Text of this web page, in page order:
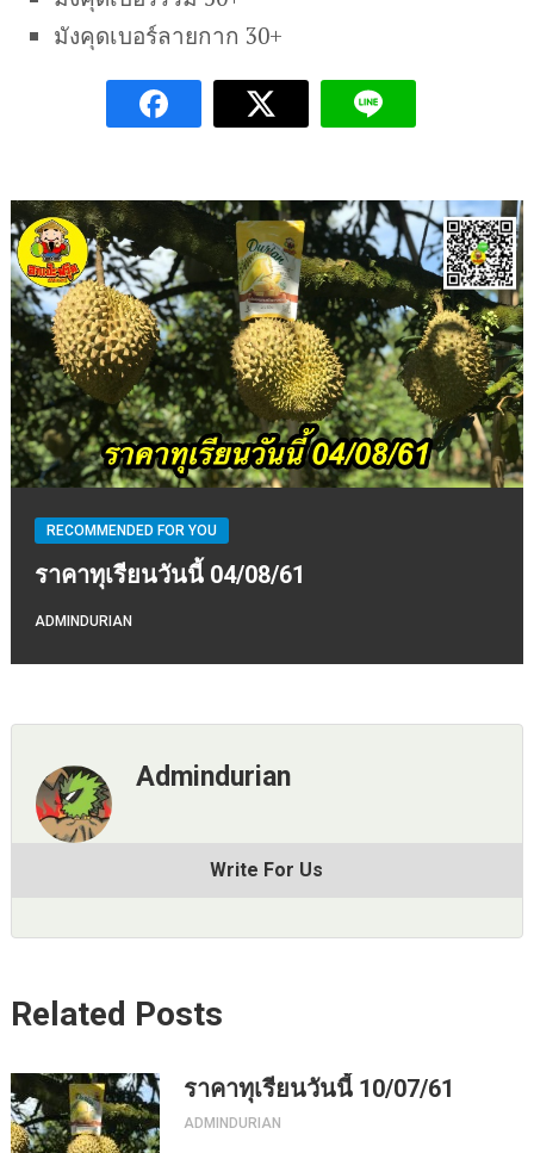
มังคุดเบอร์ลายกาก 30+
RECOMMENDED FOR YOU
ราคาทุเรียนวันนี้ 04/08/61
ADMINDURIAN
Admindurian
Write For Us
Related Posts
ราคาทุเรียนวันนี้ 10/07/61
ADMINDURIAN